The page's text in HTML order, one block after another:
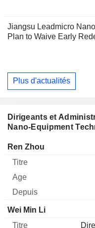
Jiangsu Leadmicro
Plan to Waive Early
Plus d'actualités
Dirigeants et
Nano-Equipment
Dirigeant
Ren Zhou
Wei Min Li